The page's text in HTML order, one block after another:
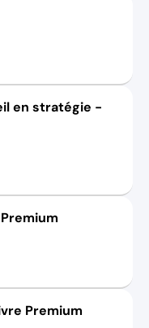
en stratégie -
Premium